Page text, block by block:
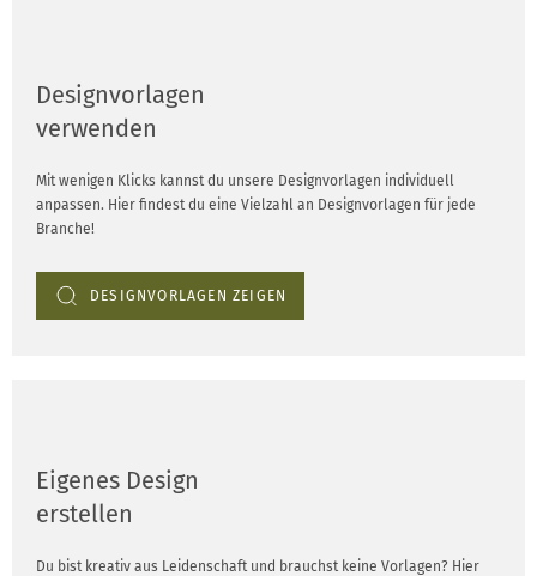
Designvorlagen
verwenden
Mit wenigen Klicks kannst du unsere Designvorlagen individuell
anpassen. Hier findest du eine Vielzahl an Designvorlagen für jede
Branche!
DESIGNVORLAGEN ZEIGEN
Eigenes Design
erstellen
Du bist kreativ aus Leidenschaft und brauchst keine Vorlagen? Hier